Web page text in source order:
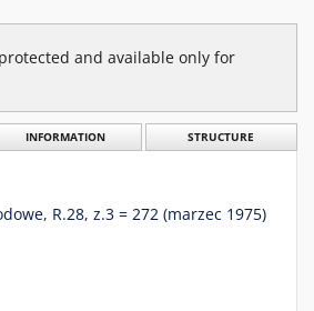
and available only for
INFORMATION STRUCTURE
R.28, z.3 = 272 (marzec 1975)